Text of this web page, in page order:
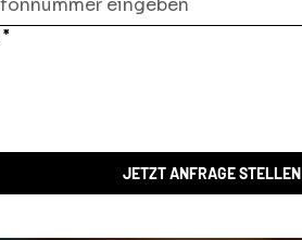
*
JETZT ANFRAGE STELLEN